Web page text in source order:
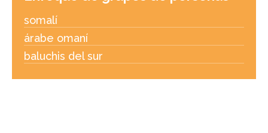
somalí
árabe omaní
baluchis del sur